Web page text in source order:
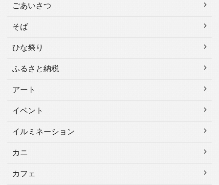
ごあいさつ
そば
ひな祭り
ふるさと納税
アート
イベント
イルミネーション
カニ
カフェ